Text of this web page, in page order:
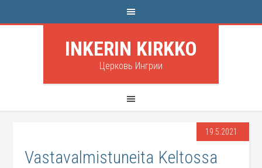
INKERIN KIRKKO
Церковь Ингрии
19.5.2021
Vastavalmistuneita Keltossa